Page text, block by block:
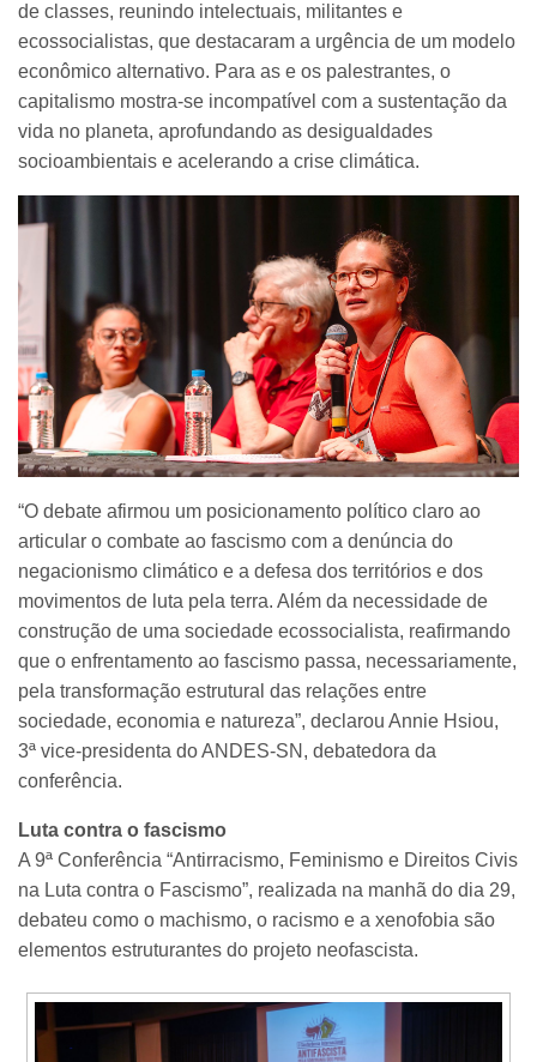
de classes, reunindo intelectuais, militantes e
ecossocialistas, que destacaram a urgência de um modelo
econômico alternativo. Para as e os palestrantes, o
capitalismo mostra-se incompatível com a sustentação da
vida no planeta, aprofundando as desigualdades
socioambientais e acelerando a crise climática.
“O debate afirmou um posicionamento político claro ao
articular o combate ao fascismo com a denúncia do
negacionismo climático e a defesa dos territórios e dos
movimentos de luta pela terra. Além da necessidade de
construção de uma sociedade ecossocialista, reafirmando
que o enfrentamento ao fascismo passa, necessariamente,
pela transformação estrutural das relações entre
sociedade, economia e natureza”, declarou Annie Hsiou,
3ª vice-presidenta do ANDES-SN, debatedora da
conferência.
Luta contra o fascismo
A 9ª Conferência “Antirracismo, Feminismo e Direitos Civis
na Luta contra o Fascismo”, realizada na manhã do dia 29,
debateu como o machismo, o racismo e a xenofobia são
elementos estruturantes do projeto neofascista.